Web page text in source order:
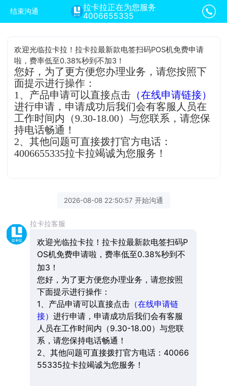
结束沟通
拉卡拉正在为您服务
4006655335
欢迎光临拉卡拉！拉卡拉最新款电签扫码POS机免费申请
啦，费率低至0.38%秒到不加3！
您好，为了更方便您办理业务，请您按照下
面提示进行操作：
1、产品申请可以直接点击 （在线申请链接）
进行申请，申请成功后我们会有客服人员在
工作时间内（9.30-18.00）与您联系，请您保
持电话畅通！
2、其他问题可直接拨打官方电话：
4006655335拉卡拉竭诚为您服务！
2026-08-08 22:50:57 开始沟通
拉卡拉客服
欢迎光临拉卡拉！拉卡拉最新款电签扫码P
OS机免费申请啦，费率低至0.38%秒到不
加3！
您好，为了更方便您办理业务，请您按照
下面提示进行操作：
1、产品申请可以直接点击（在线申请链
接） 进行申请，申请成功后我们会有客服
人员在工作时间内（9.30-18.00）与您联
系，请您保持电话畅通！
2、其他问题可直接拨打官方电话：40066
55335拉卡拉竭诚为您服务！